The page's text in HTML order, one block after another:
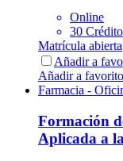
Online
30
Matrícula abierta
Añadir a
Añadir a
Farmacia -
Formación
Aplicada a